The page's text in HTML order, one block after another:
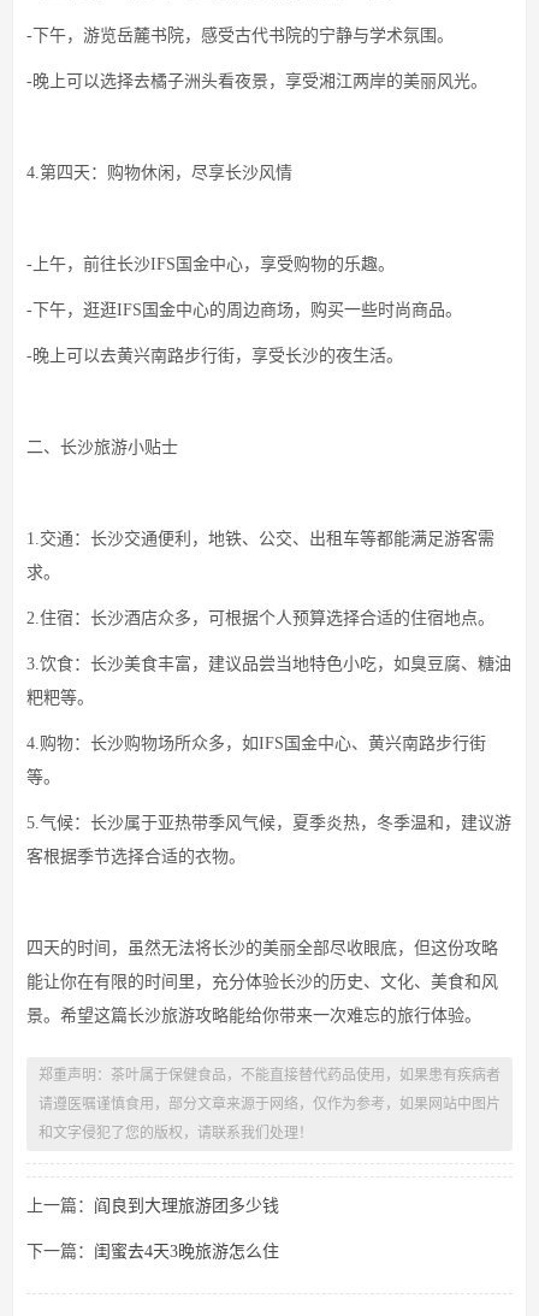
-下午，游览岳麓书院，感受古代书院的宁静与学术氛围。
-晚上可以选择去橘子洲头看夜景，享受湘江两岸的美丽风光。
4.第四天：购物休闲，尽享长沙风情
-上午，前往长沙IFS国金中心，享受购物的乐趣。
-下午，逛逛IFS国金中心的周边商场，购买一些时尚商品。
-晚上可以去黄兴南路步行街，享受长沙的夜生活。
二、长沙旅游小贴士
1.交通：长沙交通便利，地铁、公交、出租车等都能满足游客需
求。
2.住宿：长沙酒店众多，可根据个人预算选择合适的住宿地点。
3.饮食：长沙美食丰富，建议品尝当地特色小吃，如臭豆腐、糖油
粑粑等。
4.购物：长沙购物场所众多，如IFS国金中心、黄兴南路步行街
等。
5.气候：长沙属于亚热带季风气候，夏季炎热，冬季温和，建议游
客根据季节选择合适的衣物。
四天的时间，虽然无法将长沙的美丽全部尽收眼底，但这份攻略
能让你在有限的时间里，充分体验长沙的历史、文化、美食和风
景。希望这篇长沙旅游攻略能给你带来一次难忘的旅行体验。
郑重声明：茶叶属于保健食品，不能直接替代药品使用，如果患有疾病者
请遵医嘱谨慎食用，部分文章来源于网络，仅作为参考，如果网站中图片
和文字侵犯了您的版权，请联系我们处理！
上一篇： 阎良到大理旅游团多少钱
下一篇： 闺蜜去4天3晚旅游怎么住